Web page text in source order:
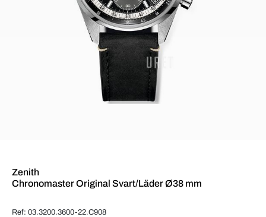
Zenith
Chronomaster Original Svart/Läder Ø38 mm
Ref: 03.3200.3600-22.C908